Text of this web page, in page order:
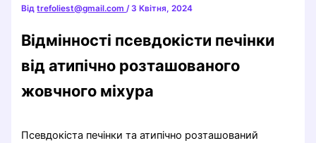
Відtrefoliest@gmail.com/ 3 Квітня, 2024
Відмінності псевдокісти печінки
від атипічно розташованого
жовчного міхура
Псевдокіста печінки та атипічно розташований